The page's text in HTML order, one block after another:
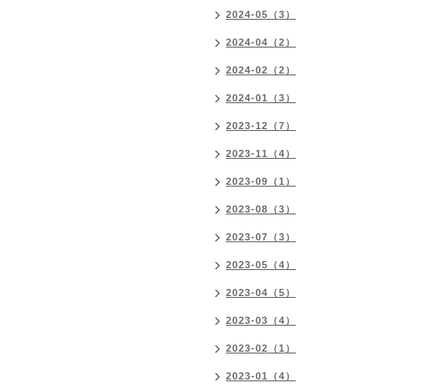
2024-05（3）
2024-04（2）
2024-02（2）
2024-01（3）
2023-12（7）
2023-11（4）
2023-09（1）
2023-08（3）
2023-07（3）
2023-05（4）
2023-04（5）
2023-03（4）
2023-02（1）
2023-01（4）